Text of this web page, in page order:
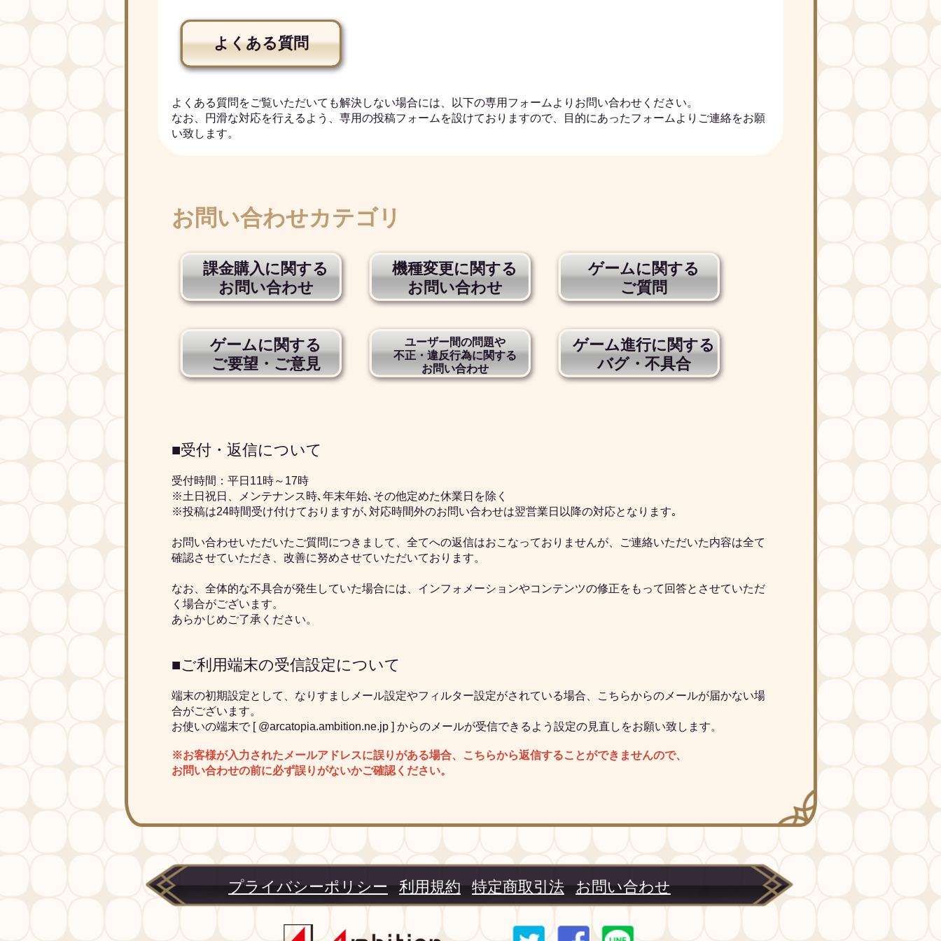
よくある質問
よくある質問をご覧いただいても解決しない場合には、以下の専用フォームよりお問い合わせください。
なお、円滑な対応を行えるよう、専用の投稿フォームを設けておりますので、目的にあったフォームよりご連絡をお願
い致します。
お問い合わせカテゴリ
課金購入に関する
お問い合わせ
機種変更に関する
お問い合わせ
ゲームに関する
ご質問
ゲームに関する
ご要望・ご意見
ユーザー間の問題や
不正・違反行為に関する
お問い合わせ
ゲーム進行に関する
バグ・不具合
■受付・返信について
受付時間：平日11時～17時
※土日祝日、メンテナンス時､年末年始､その他定めた休業日を除く
※投稿は24時間受け付けておりますが､対応時間外のお問い合わせは翌営業日以降の対応となります｡
お問い合わせいただいたご質問につきまして、全てへの返信はおこなっておりませんが、ご連絡いただいた内容は全て
確認させていただき、改善に努めさせていただいております。
なお、全体的な不具合が発生していた場合には、インフォメーションやコンテンツの修正をもって回答とさせていただ
く場合がございます。
あらかじめご了承ください。
■ご利用端末の受信設定について
端末の初期設定として、なりすましメール設定やフィルター設定がされている場合、こちらからのメールが届かない場
合がございます。
お使いの端末で [ @arcatopia.ambition.ne.jp ] からのメールが受信できるよう設定の見直しをお願い致します。
※お客様が入力されたメールアドレスに誤りがある場合、こちらから返信することができませんので、
お問い合わせの前に必ず誤りがないかご確認ください。
プライバシーポリシー 利用規約 特定商取引法 お問い合わせ